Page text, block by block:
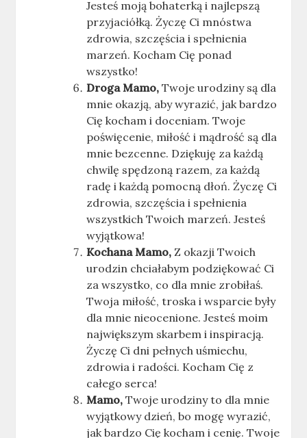
Jesteś moją bohaterką i najlepszą
przyjaciółką. Życzę Ci mnóstwa
zdrowia, szczęścia i spełnienia
marzeń. Kocham Cię ponad
wszystko!
Droga Mamo, Twoje urodziny są dla
mnie okazją, aby wyrazić, jak bardzo
Cię kocham i doceniam. Twoje
poświęcenie, miłość i mądrość są dla
mnie bezcenne. Dziękuję za każdą
chwilę spędzoną razem, za każdą
radę i każdą pomocną dłoń. Życzę Ci
zdrowia, szczęścia i spełnienia
wszystkich Twoich marzeń. Jesteś
wyjątkowa!
Kochana Mamo, Z okazji Twoich
urodzin chciałabym podziękować Ci
za wszystko, co dla mnie zrobiłaś.
Twoja miłość, troska i wsparcie były
dla mnie nieocenione. Jesteś moim
największym skarbem i inspiracją.
Życzę Ci dni pełnych uśmiechu,
zdrowia i radości. Kocham Cię z
całego serca!
Mamo, Twoje urodziny to dla mnie
wyjątkowy dzień, bo mogę wyrazić,
jak bardzo Cię kocham i cenię. Twoje